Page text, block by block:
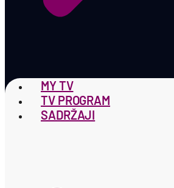
MY TV
TV PROGRAM
SADRŽAJI